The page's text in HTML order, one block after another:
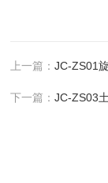
上一篇：JC-ZS01
下一篇：JC-ZS03